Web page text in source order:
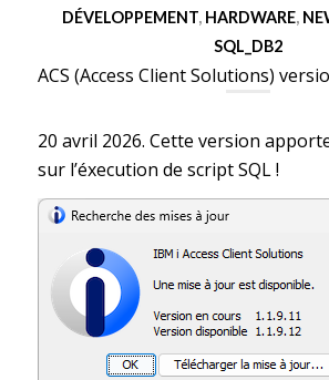
DÉVELOPPEMENT, HARDWARE,
SQL_DB2
ACS (Access Client Solutions)
20 avril 2026. Cette version
sur l’éxecution de script SQL !